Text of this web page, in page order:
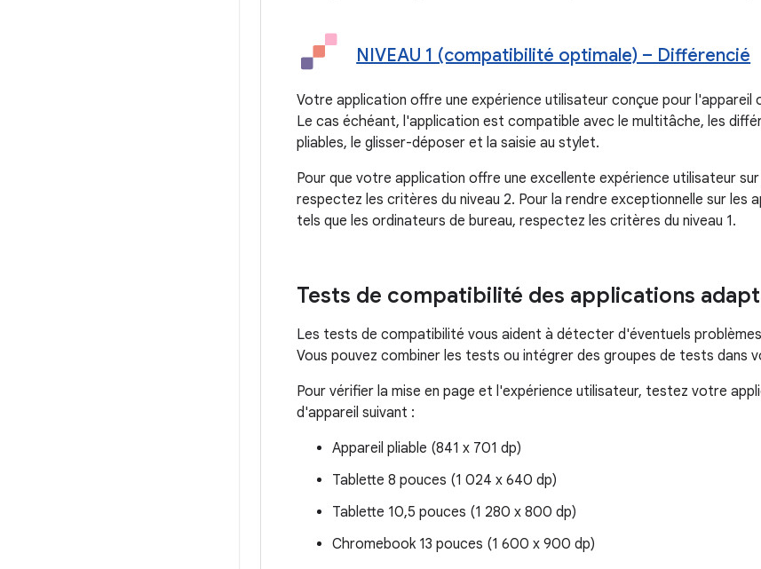
NIVEAU 1 (compatibilité optimale) – Différencié
Votre application offre une expérience utilisateur conçue pour l'appareil
Le cas échéant, l'application est compatible avec le multitâche, les
pliables, le glisser-déposer et la saisie au stylet.
Pour que votre application offre une excellente expérience utilisateur
respectez les critères du niveau 2. Pour la rendre exceptionnelle sur les
tels que les ordinateurs de bureau, respectez les critères du niveau 1.
Tests de compatibilité des applications
Les tests de compatibilité vous aident à détecter d'éventuels
Vous pouvez combiner les tests ou intégrer des groupes de tests dans
Pour vérifier la mise en page et l'expérience utilisateur, testez votre
d'appareil suivant :
Appareil pliable (841 x 701 dp)
Tablette 8 pouces (1 024 x 640 dp)
Tablette 10,5 pouces (1 280 x 800 dp)
Chromebook 13 pouces (1 600 x 900 dp)